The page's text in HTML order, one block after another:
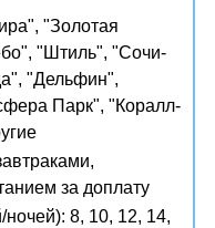
"Золотая
"Штиль", "Сочи-
"Дельфин",
Парк", "Коралл-
за доплату
8, 10, 12, 14,